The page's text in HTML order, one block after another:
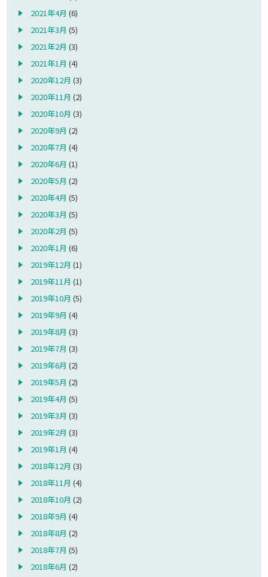
2021年4月 (6)
2021年3月 (5)
2021年2月 (3)
2021年1月 (4)
2020年12月 (3)
2020年11月 (2)
2020年10月 (3)
2020年9月 (2)
2020年7月 (4)
2020年6月 (1)
2020年5月 (2)
2020年4月 (5)
2020年3月 (5)
2020年2月 (5)
2020年1月 (6)
2019年12月 (1)
2019年11月 (1)
2019年10月 (5)
2019年9月 (4)
2019年8月 (3)
2019年7月 (3)
2019年6月 (2)
2019年5月 (2)
2019年4月 (5)
2019年3月 (3)
2019年2月 (3)
2019年1月 (4)
2018年12月 (3)
2018年11月 (4)
2018年10月 (2)
2018年9月 (4)
2018年8月 (2)
2018年7月 (5)
2018年6月 (2)